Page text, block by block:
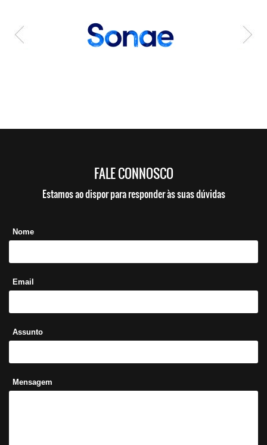
FALE CONNOSCO
Estamos ao dispor para responder às suas dúvidas
Nome
Email
Assunto
Mensagem